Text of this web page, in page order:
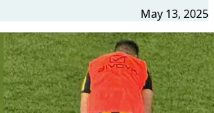
May 13, 2025